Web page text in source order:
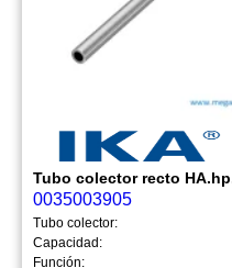
Tubo colector recto
0035003905
Tubo colector:
Capacidad:
Función: